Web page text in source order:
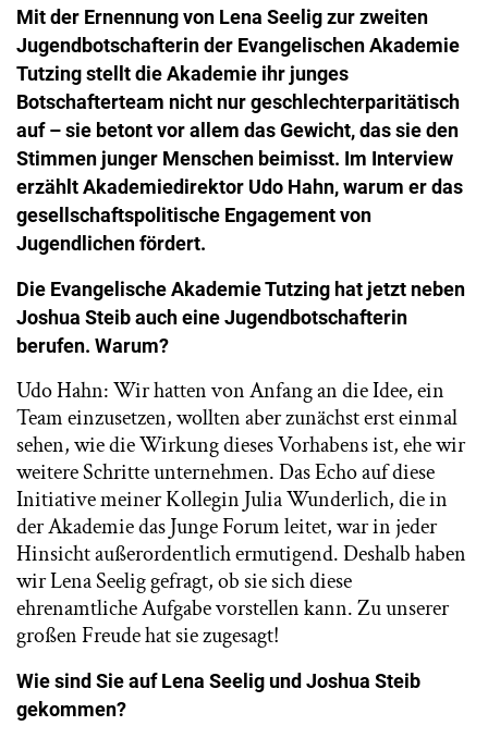
Mit der Ernennung von Lena Seelig zur zweiten
Jugendbotschafterin der Evangelischen Akademie
Tutzing stellt die Akademie ihr junges
Botschafterteam nicht nur geschlechterparitätisch
auf – sie betont vor allem das Gewicht, das sie den
Stimmen junger Menschen beimisst. Im Interview
erzählt Akademiedirektor Udo Hahn, warum er das
gesellschaftspolitische Engagement von
Jugendlichen fördert.
Die Evangelische Akademie Tutzing hat jetzt neben
Joshua Steib auch eine Jugendbotschafterin
berufen. Warum?
Udo Hahn: Wir hatten von Anfang an die Idee, ein
Team einzusetzen, wollten aber zunächst erst einmal
sehen, wie die Wirkung dieses Vorhabens ist, ehe wir
weitere Schritte unternehmen. Das Echo auf diese
Initiative meiner Kollegin Julia Wunderlich, die in
der Akademie das Junge Forum leitet, war in jeder
Hinsicht außerordentlich ermutigend. Deshalb haben
wir Lena Seelig gefragt, ob sie sich diese
ehrenamtliche Aufgabe vorstellen kann. Zu unserer
großen Freude hat sie zugesagt!
Wie sind Sie auf Lena Seelig und Joshua Steib
gekommen?